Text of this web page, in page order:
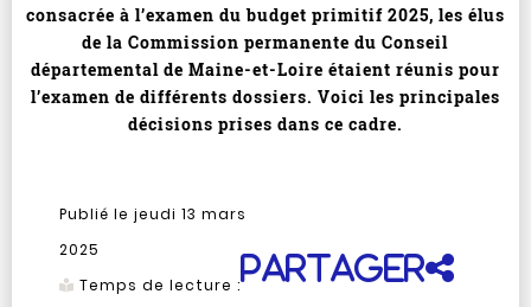
consacrée à l’examen du budget primitif 2025, les élus
de la Commission permanente du Conseil
départemental de Maine-et-Loire étaient réunis pour
l’examen de différents dossiers. Voici les principales
décisions prises dans ce cadre.
Publié le jeudi 13 mars
2025
Temps de lecture :
Partager